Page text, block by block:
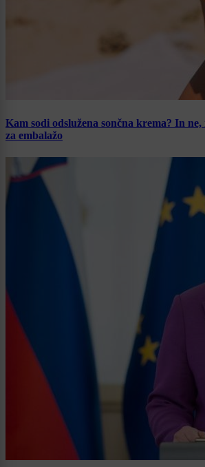
Kam sodi odslužena sončna krema? In
za embalažo